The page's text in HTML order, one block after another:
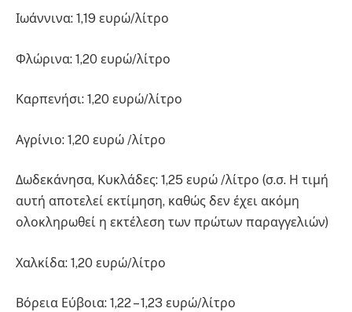
Ιωάννινα: 1,19 ευρώ/λίτρο
Φλώρινα: 1,20 ευρώ/λίτρο
Καρπενήσι: 1,20 ευρώ/λίτρο
Αγρίνιο: 1,20 ευρώ /λίτρο
Δωδεκάνησα, Κυκλάδες: 1,25 ευρώ /λίτρο (σ.σ. Η τιμή
αυτή αποτελεί εκτίμηση, καθώς δεν έχει ακόμη
ολοκληρωθεί η εκτέλεση των πρώτων παραγγελιών)
Χαλκίδα: 1,20 ευρώ/λίτρο
Βόρεια Εύβοια: 1,22 – 1,23 ευρώ/λίτρο